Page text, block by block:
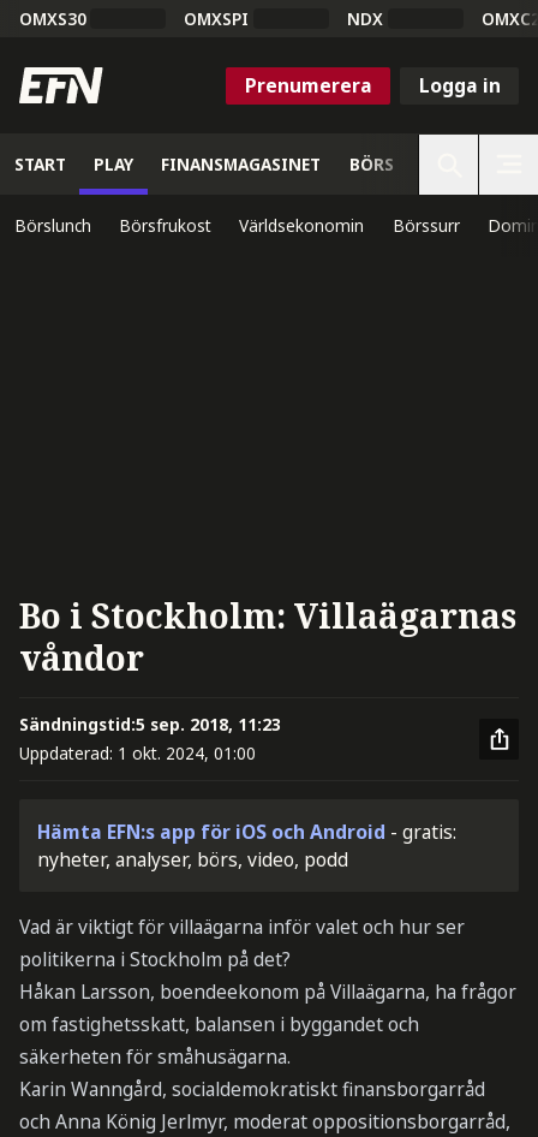
OMXS30 OMXSPI NDX
Prenumerera Logga in
START PLAY FINANSMAGASINET BÖRS
Börslunch Börsfrukost Världsekonomin Börssurr
Bo i Stockholm: Villaägarnas
våndor
Sändningstid:5 sep. 2018, 11:23
Uppdaterad: 1 okt. 2024, 01:00
Hämta EFN:s app för iOS och Android - gratis:
nyheter, analyser, börs, video, podd
Vad är viktigt för villaägarna inför valet och hur ser
politikerna i Stockholm på det?
Håkan Larsson, boendeekonom på Villaägarna, ha frågor
om fastighetsskatt, balansen i byggandet och
säkerheten för småhusägarna.
Karin Wanngård, socialdemokratiskt finansborgarråd
och Anna König Jerlmyr, moderat oppositionsborgarråd,